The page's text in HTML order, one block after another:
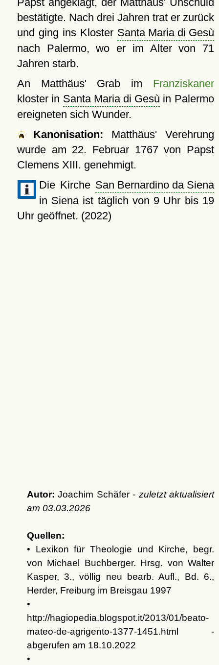
bestätigte. Nach drei Jahren trat er zurück
und ging ins Kloster Santa Maria di Gesù
nach Palermo, wo er im Alter von 71
Jahren starb.
An Matthäus' Grab im Franziskaner
kloster in Santa Maria di Gesù in Palermo
ereigneten sich Wunder.
Kanonisation: Matthäus' Verehrung
wurde am 22. Februar 1767von Papst
Clemens XIII. genehmigt.
Die Kirche San Bernardino da Siena
in Siena ist täglich von 9 Uhr bis 19
Uhr geöffnet. (2022)
Autor: Joachim Schäfer - zuletzt aktualisiert
am 03.03.2026
Quellen:
• Lexikon für Theologie und Kirche, begr.
von Michael Buchberger. Hrsg. von Walter
Kasper, 3., völlig neu bearb. Aufl., Bd. 6.,
Herder, Freiburg im Breisgau 1997
•
http://hagiopedia.blogspot.it/2013/01/beato-
mateo-de-agrigento-1377-1451.html -
abgerufen am 18.10.2022
•